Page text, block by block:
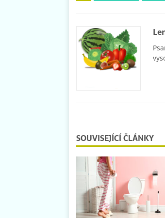
SOUVISEJÍCÍ ČLÁNKY